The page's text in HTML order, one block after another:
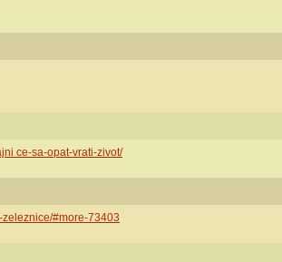
ce-sa-opat-vrati-zivot/
#more-73403